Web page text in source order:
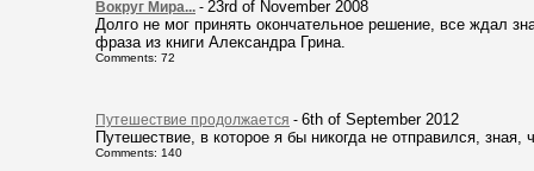
Вокруг Мира... - 23rd of November 2008
Долго не мог принять окончательное решение, все ждал
фраза из книги Александра Грина.
Comments: 72
Путешествие продолжается - 6th of September 2012
Путешествие, в которое я бы никогда не отправился, зная,
Comments: 140